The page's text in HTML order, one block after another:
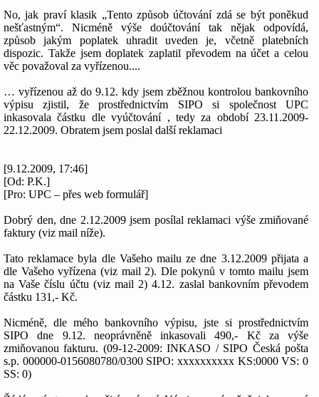
No, jak praví klasik „Tento způsob účtování zdá se být poněkud
nešťastným“. Nicméně výše doúčtování tak nějak odpovídá,
způsob jakým poplatek uhradit uveden je, včetně platebních
dispozic. Takže jsem doplatek zaplatil převodem na účet a celou
věc považoval za vyřízenou....
… vyřízenou až do 9.12. kdy jsem zběžnou kontrolou bankovního
výpisu zjistil, že prostřednictvím SIPO si společnost UPC
inkasovala částku dle vyúčtování , tedy za období 23.11.2009-
22.12.2009. Obratem jsem poslal další reklamaci
[9.12.2009, 17:46]
[Od: P.K.]
[Pro: UPC – přes web formulář]
Dobrý den, dne 2.12.2009 jsem posílal reklamaci výše zmiňované
faktury (viz mail níže).
Tato reklamace byla dle Vašeho mailu ze dne 3.12.2009 přijata a
dle Vašeho vyřízena (viz mail 2). Dle pokynů v tomto mailu jsem
na Vaše číslu účtu (viz mail 2) 4.12. zaslal bankovním převodem
částku 131,- Kč.
Nicméně, dle mého bankovního výpisu, jste si prostřednictvím
SIPO dne 9.12. neoprávněně inkasovali 490,- Kč za výše
zmiňovanou fakturu. (09-12-2009: INKASO / SIPO Česká pošta
s.p. 000000-0156080780/0300 SIPO: xxxxxxxxxx KS:0000 VS: 0
SS: 0)